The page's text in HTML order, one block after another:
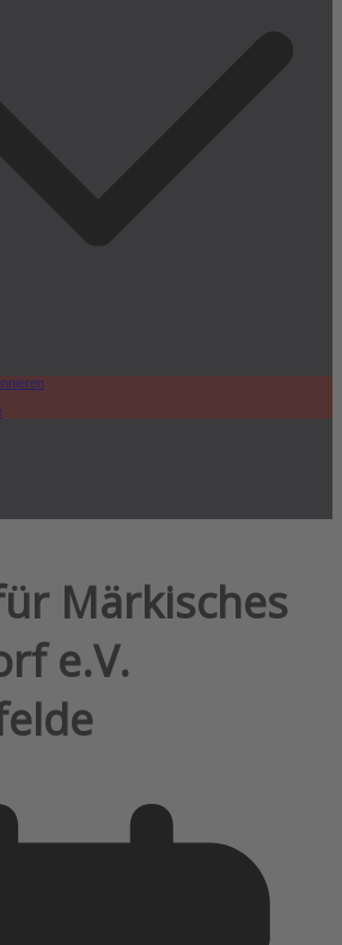
Märkisches
e.V.